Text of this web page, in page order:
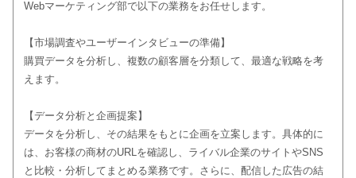
Webマーケティング部で以下の業務をお任せします。
【市場調査やユーザーインタビューの準備】
購買データを分析し、複数の顧客層を分類して、最適な戦略を考
えます。
【データ分析と企画提案】
データを分析し、その結果をもとに企画を立案します。具体的に
は、お客様の商材のURLを確認し、ライバル企業のサイトやSNS
と比較・分析してまとめる業務です。さらに、配信した広告の結